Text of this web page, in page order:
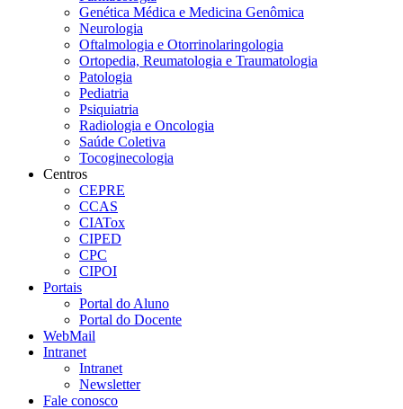
Genética Médica e Medicina Genômica
Neurologia
Oftalmologia e Otorrinolaringologia
Ortopedia, Reumatologia e Traumatologia
Patologia
Pediatria
Psiquiatria
Radiologia e Oncologia
Saúde Coletiva
Tocoginecologia
Centros
CEPRE
CCAS
CIATox
CIPED
CPC
CIPOI
Portais
Portal do Aluno
Portal do Docente
WebMail
Intranet
Intranet
Newsletter
Fale conosco